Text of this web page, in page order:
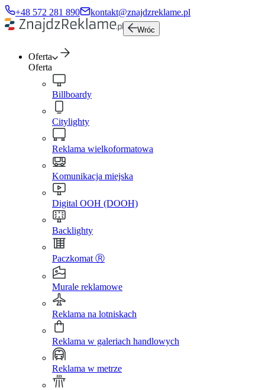
+48 572 281 890 kontakt@znajdzreklame.pl
Wróc
Oferta
Oferta
Billboardy
Citylighty
Reklama wielkoformatowa
Komunikacja miejska
Digital OOH (DOOH)
Backlighty
Paczkomat Ⓡ
Murale reklamowe
Reklama na lotniskach
Reklama w galeriach handlowych
Reklama w metrze